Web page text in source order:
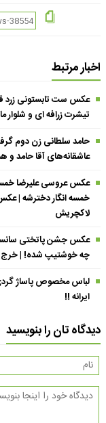
اخبار مرتبط
عکس ست تابستونی زرد
تیشرت زرافه ای و شلوار مام فیت 12
حامد سلطانی زن دوم
عاشقانه‌های آقا حامد و
خمسه انگار دخترشه | عکس
لاکچریش
عکس جشن پاتختی سانسور
چه خوشتیپ شده! | خرج
لباس مخصوص پاساژ گردی
ایرانه !!
دیدگاه تان را بنویسید